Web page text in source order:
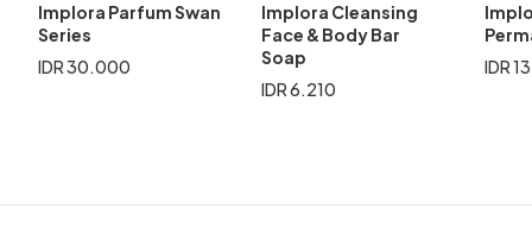
Implora Parfum Swan
Series
IDR 30.000
Implora Cleansing
Face & Body Bar
Soap
IDR 6.210
IDR